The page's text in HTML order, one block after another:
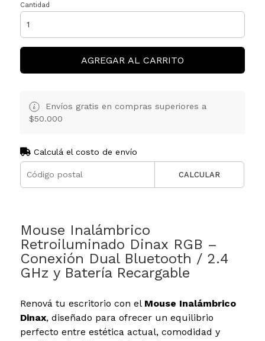
Cantidad
AGREGAR AL CARRITO
Envíos gratis en compras superiores a
$50.000
Calculá el costo de envío
CALCULAR
Mouse Inalámbrico
Retroiluminado Dinax RGB –
Conexión Dual Bluetooth / 2.4
GHz y Batería Recargable
Renová tu escritorio con el Mouse Inalámbrico
Dinax, diseñado para ofrecer un equilibrio
perfecto entre estética actual, comodidad y